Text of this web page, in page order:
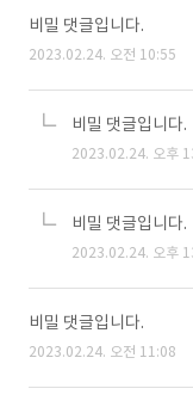
비밀 댓글입니다.
2023.02.24. 오전 10:55
비밀 댓글입니다.
2023.02.24. 오후
비밀 댓글입니다.
2023.02.24. 오후
비밀 댓글입니다.
2023.02.24. 오전 11:08